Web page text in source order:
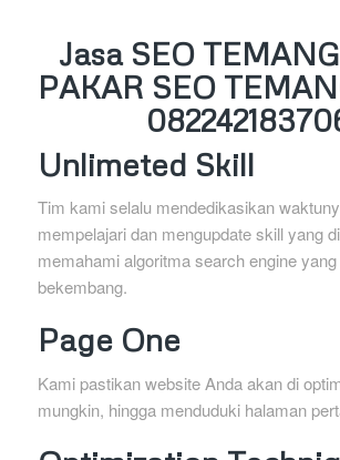
Jasa SEO
PAKAR SEO
Unlimeted Skill
Tim kami selalu mendedikasikan
mempelajari dan mengupdate skill yang
memahami algoritma search engine
bekembang.
Page One
Kami pastikan website Anda akan di
mungkin, hingga menduduki halaman